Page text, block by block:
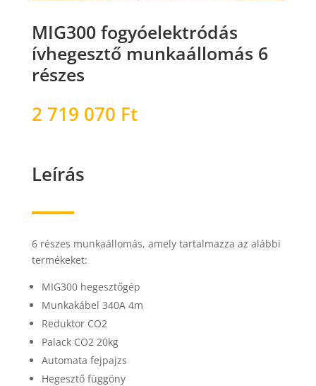
MIG300 fogyóelektródás
ívhegesztő munkaállomás 6
részes
2 719 070 Ft
Leírás
6 részes munkaállomás, amely tartalmazza az alábbi
termékeket:
MIG300 hegesztőgép
Munkakábel 340A 4m
Reduktor CO2
Palack CO2 20kg
Automata fejpajzs
Hegesztő függöny